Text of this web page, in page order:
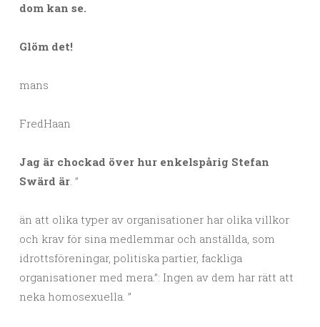
dom kan se.
Glöm det!
mans
FredHaan
Jag är chockad över hur enkelspårig Stefan
Swärd är. ”
än att olika typer av organisationer har olika villkor
och krav för sina medlemmar och anställda, som
idrottsföreningar, politiska partier, fackliga
organisationer med mera.”: Ingen av dem har rätt att
neka homosexuella. ”